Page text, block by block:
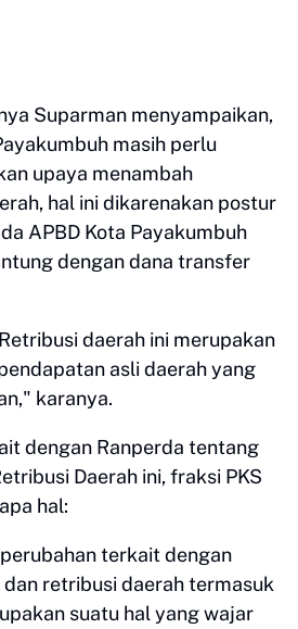
Suparman menyampaikan,
masih perlu
upaya menambah
hal ini dikarenakan postur
APBD Kota Payakumbuh
dengan dana transfer
daerah ini merupakan
asli daerah yang
karanya.
dengan Ranperda tentang
Daerah ini, fraksi PKS
hal:
perubahan terkait dengan
retribusi daerah termasuk
suatu hal yang wajar